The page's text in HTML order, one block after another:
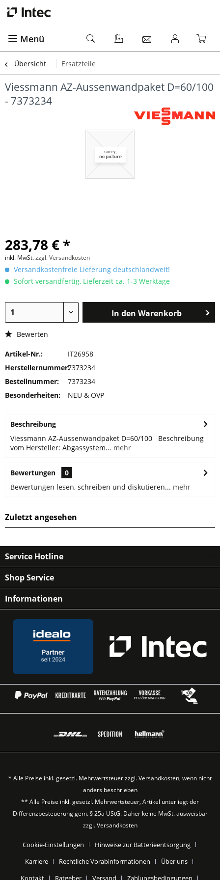
Menü
Übersicht Ersatzteile
Viessmann AZ-Aussenwandpaket D=60/100
- 7373234
283,78 € *
inkl. MwSt.zzgl. Versandkosten
Versandkostenfreie Lieferung deutschlandweit!
Sofort versandfertig, Lieferzeit ca. 1-3 Werktage
In den Warenkorb
Bewerten
Artikel-Nr.:
IT26958
Herstellernummer:7373234
Bestellnummer:
7373234
Besonderheiten:
NEU & OVP
Beschreibung
Viessmann AZ-Aussenwandpaket D=60/100 Beschreibung
vom Hersteller: Abgassystem... mehr
Bewertungen
0
Bewertungen lesen, schreiben und diskutieren... mehr
Zuletzt angesehen
Service Hotline
Shop Service
Informationen
* Alle Preise inkl. gesetzl. Mehrwertsteuer zzgl.Versandkosten, wenn nicht
anders beschrieben
** Alle Preise inkl. gesetzl. Mehrwertsteuer, Artikel unterliegt der
Differenzbesteuerung gem. § 25a UStG. Daher keine MwSt. ausweisbar
zzgl.Versandkosten
Cookie-Einstellungen
Hinweise zur Batterieentsorgung
Karriere
Rechtliche Vorabinformationen
Über uns
Kontakt
Ratgeber Versand Zahlungsbedingungen